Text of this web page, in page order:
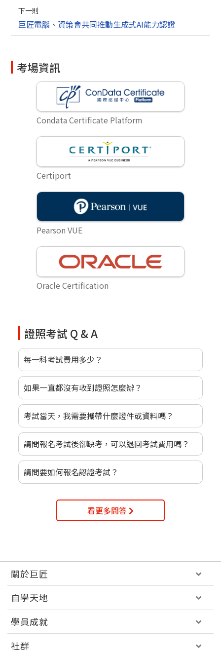
下一則
巨匠電腦、資策會共同推動生成式AI能力認證
考場資訊
Condata Certificate Platform
Certiport
Pearson VUE
Oracle Certification
證照考試 Q & A
每一科考試費用多少？
如果一直都沒有收到證照怎麼辦？
考試當天，我需要攜帶什麼證件或資料嗎？
請問報名考試後卻缺考，可以退回考試費用嗎？
請問要如何報名認證考試？
看更多問答
關於巨匠
自學天地
學員成就
社群